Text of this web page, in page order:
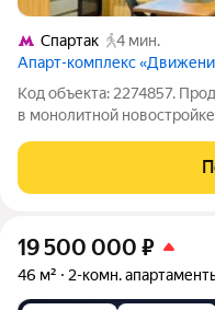
Спартак
4 мин.
Апарт-комплекс
Код объекта: 2274857.
в монолитной
этажного дома. Общая
19 500 000 ₽
46 м² 2-комн.